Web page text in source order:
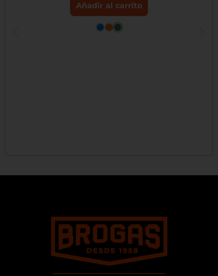
Añadir al carrito